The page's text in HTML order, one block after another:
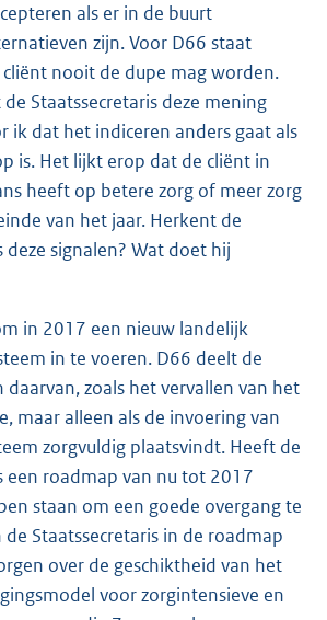
als er in de buurt
zijn. Voor D66 staat
nooit de dupe mag worden.
Staatssecretaris deze mening
ik dat het indiceren anders gaat als
is. Het lijkt erop dat de cliënt in
heeft op betere zorg of meer zorg
van het jaar. Herkent de
deze signalen? Wat doet hij
in 2017 een nieuw landelijk
in te voeren. D66 deelt de
daarvan, zoals het vervallen van het
maar alleen als de invoering van
zorgvuldig plaatsvindt. Heeft de
een roadmap van nu tot 2017
staan om een goede overgang te
de Staatssecretaris in de roadmap
over de geschiktheid van het
voor zorgintensieve en